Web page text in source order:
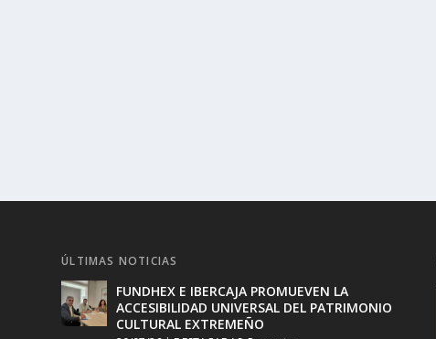
ÚLTIMAS NOTICIAS
FUNDHEX E IBERCAJA PROMUEVEN LA
ACCESIBILIDAD UNIVERSAL DEL PATRIMONIO
CULTURAL EXTREMEÑO